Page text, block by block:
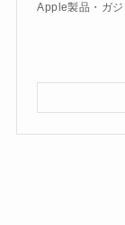
Apple製品・ガ